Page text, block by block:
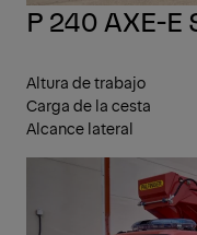
P 240 AXE-
Altura de trabajo
Carga de la cesta
Alcance lateral